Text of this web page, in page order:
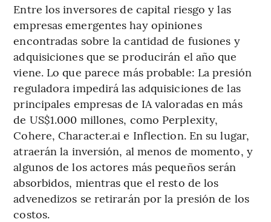
Entre los inversores de capital riesgo y las
empresas emergentes hay opiniones
encontradas sobre la cantidad de fusiones y
adquisiciones que se producirán el año que
viene. Lo que parece más probable: La presión
reguladora impedirá las adquisiciones de las
principales empresas de IA valoradas en más
de US$1.000 millones, como Perplexity,
Cohere, Character.ai e Inflection. En su lugar,
atraerán la inversión, al menos de momento, y
algunos de los actores más pequeños serán
absorbidos, mientras que el resto de los
advenedizos se retirarán por la presión de los
costos.